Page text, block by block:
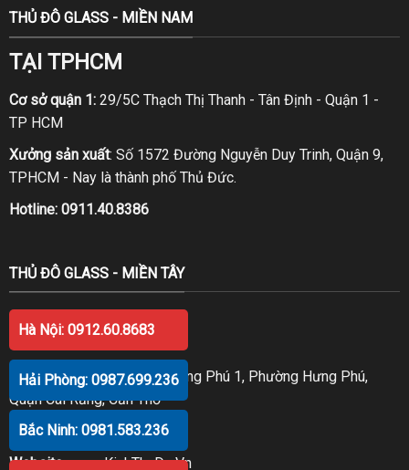
THỦ ĐÔ GLASS - MIỀN NAM
TẠI TPHCM
Cơ sở quận 1:29/5C Thạch Thị Thanh - Tân Định - Quận 1 -
TP HCM
Xưởng sản xuất: Số 1572 Đường Nguyễn Duy Trinh, Quận 9,
TPHCM - Nay là thành phố Thủ Đức.
Hotline: 0911.40.8386
THỦ ĐÔ GLASS - MIỀN TÂY
TẠI CẦN THƠ
Số 98 Trần Văn Trà, KDC Hưng Phú 1, Phường Hưng Phú,
Quận Cái Răng, Cần Thơ
Hotline:0914.20.8386
Website:www.KinhThuDo.Vn
Hà Nội: 0912.60.8683
Hải Phòng: 0987.699.236
Bắc Ninh: 0981.583.236